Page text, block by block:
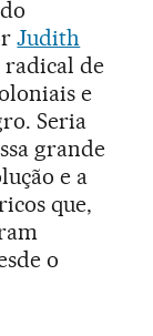
Judith
radical de
e
Seria
grande
e a
que,
o